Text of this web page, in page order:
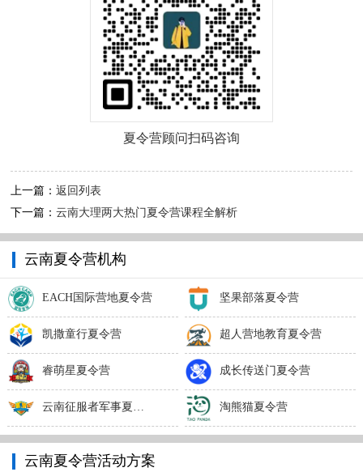
夏令营顾问扫码咨询
上一篇：返回列表
下一篇：云南大理两大热门夏令营课程全解析
云南夏令营机构
EACH国际营地夏令营 坚果部落夏令营
凯撒童行夏令营 超人营地教育夏令营
睿萌星夏令营 成长传送门夏令营
云南征服者军事夏令营 淘熊猫夏令营
云南夏令营活动方案